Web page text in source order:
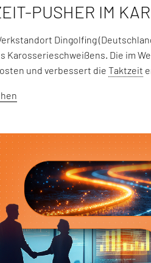
PUSHER IM
Dingolfing
Karosserieschweißens. Die im
und verbessert die Taktzeit